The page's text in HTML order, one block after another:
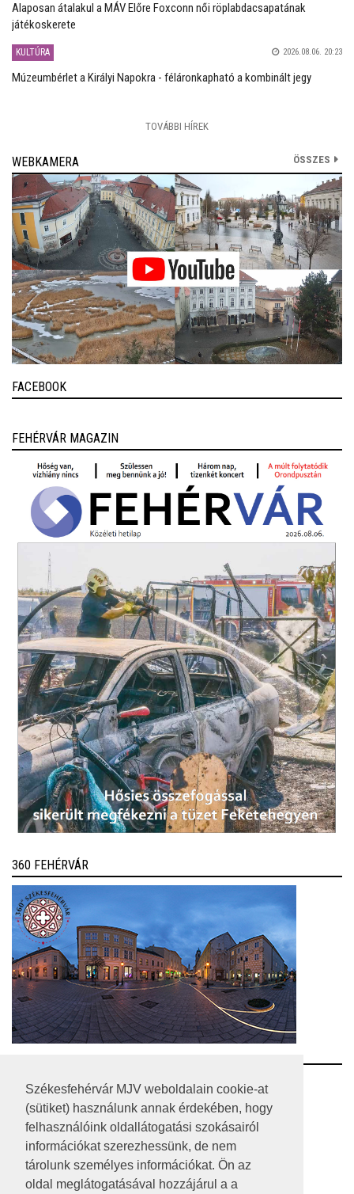
Székesfehérvár MJV weboldalain cookie-at
(sütiket) használunk annak érdekében, hogy
felhasználóink oldallátogatási szokásairól
információkat szerezhessünk, de nem
tárolunk személyes információkat. Ön az
oldal meglátogatásával hozzájárul a a
Alaposan átalakul a MÁV Előre Foxconn női röplabdacsapatának
játékoskerete
KULTÚRA 2026.08.06. 20:23
Múzeumbérlet a Királyi Napokra - féláronkapható a kombinált jegy
TOVÁBBI HÍREK
WEBKAMERA ÖSSZES
FACEBOOK
FEHÉRVÁR MAGAZIN
360 FEHÉRVÁR
RSS
A HONLAP 2017.03.31-I ÁLLAPOTA
JOGI NYILATKOZAT
IMPRESSZUM